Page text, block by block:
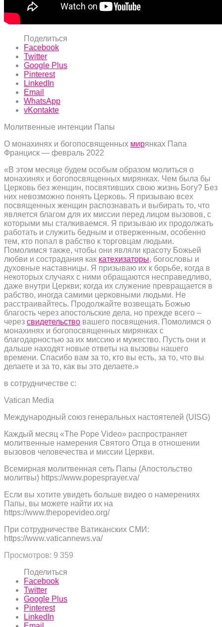
Поделиться
Facebook
Twitter
Google Plus
Pinterest
LinkedIn
Email
WhatsApp
vKontakte
Молитвенные интенции Папы
О монахинях и богопосвященных мирянках Папа
Франциск — февраль 2022
«В этом месяце будем особым образом молиться о
монахинях и богопосвященных мирянках. Чем была бы
Церковь без женщин, посвятивших свою жизнь Богу? Без
них невозможно понять Церковь. Я призываю всех
посвященных женщин распознавать и выбирать то, что
является благом для их миссии перед лицом вызовов, с
которыми мы сталкиваемся. Я призываю их продолжать
работать и служить бедным и отверженным, особенно
тем, кто попал в рабство к торговцам людьми.
Помолимся также, чтобы они являли красоту Божьей
любви и сострадания как катехизаторы, богословы и
духовные наставницы. Я призываю их к борьбе, когда в
некоторых случаях с ними обращаются несправедливо,
даже внутри Церкви; когда их служение превращается в
рабство, иногда самими церковными людьми. Не
расстраивайтесь. Продолжайте возвещать Божью
благость через апостольские дела, но прежде всего –
через свидетельство вашего посвящения. Помолимся о
монахинях и богопосвященных мирянках с
благодарностью за их миссию и мужество. Пусть они и
дальше находят новые ответы на вызовы нашего
времени. Спасибо вам за то, кто вы есть, за то, что вы
делаете и за то, как вы это делаете.»
в сотрудничестве с:
Vatican Media
Международный союз генеральных настоятелей (UISG)
Каждый месяц «The Pope Video» распространяет
молитвенные намерения Святого Отца в отношении
вызовов человечества и миссии Церкви.
Всемирная молитвенная сеть Папы (Апостольство
молитвы) https://www.popesprayer.va/
Если вы хотите увидеть больше видео о намерениях
Папы, вы можете найти их на
https://www.thepopevideo.org/
При сотрудничестве Ватиканских СМИ:
https://www.vaticannews.va/
Просмотров: 9 359
Поделиться
Facebook
Twitter
Google Plus
Pinterest
LinkedIn